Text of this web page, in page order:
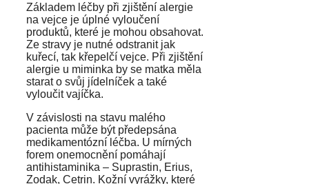
Základem léčby při zjištění alergie
na vejce je úplné vyloučení
produktů, které je mohou obsahovat.
Ze stravy je nutné odstranit jak
kuřecí, tak křepelčí vejce. Při zjištění
alergie u miminka by se matka měla
starat o svůj jídelníček a také
vyloučit vajíčka.
V závislosti na stavu malého
pacienta může být předepsána
medikamentózní léčba. U mírných
forem onemocnění pomáhají
antihistaminika – Suprastin, Erius,
Zodak, Cetrin. Kožní vyrážky, které